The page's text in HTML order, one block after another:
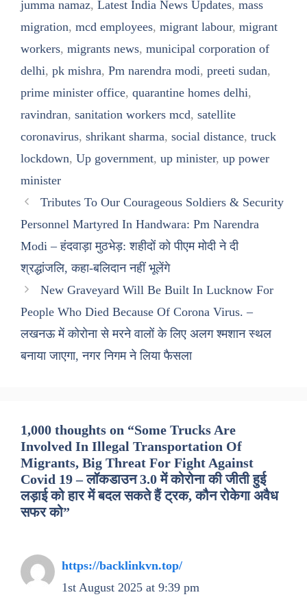
jumma namaz, Latest India News Updates, mass
migration, mcd employees, migrant labour, migrant
workers, migrants news, municipal corporation of
delhi, pk mishra, Pm narendra modi, preeti sudan,
prime minister office, quarantine homes delhi,
ravindran, sanitation workers mcd, satellite
coronavirus, shrikant sharma, social distance, truck
lockdown, Up government, up minister, up power
minister
Tributes To Our Courageous Soldiers & Security
Personnel Martyred In Handwara: Pm Narendra
Modi – हंदवाड़ा मुठभेड़: शहीदों को पीएम मोदी ने दी
श्रद्धांजलि, कहा-बलिदान नहीं भूलेंगे
New Graveyard Will Be Built In Lucknow For
People Who Died Because Of Corona Virus. –
लखनऊ में कोरोना से मरने वालों के लिए अलग श्मशान स्थल
बनाया जाएगा, नगर निगम ने लिया फैसला
1,000 thoughts on “Some Trucks Are
Involved In Illegal Transportation Of
Migrants, Big Threat For Fight Against
Covid 19 – लॉकडाउन 3.0 में कोरोना की जीती हुई
लड़ाई को हार में बदल सकते हैं ट्रक, कौन रोकेगा अवैध
सफर को”
https://backlinkvn.top/
1st August 2025 at 9:39 pm